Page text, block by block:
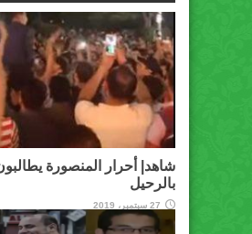
شاهد| أحرار المنصورة
بالرحيل
27 سبتمبر، 2019